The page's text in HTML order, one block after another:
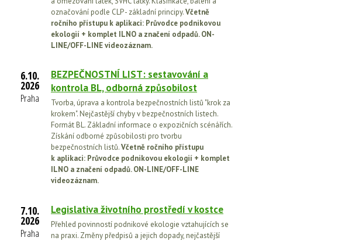
označování podle CLP - základní principy.Včetně
ročního přístupu k aplikaci: Průvodce podnikovou
ekologií + komplet ILNO a značení odpadů. ON-
LINE/OFF-LINE videozáznam.
6.10.
2026
Praha
BEZPEČNOSTNÍ LIST: sestavování a
kontrola BL, odborná způsobilost
Tvorba, úprava a kontrola bezpečnostních listů "krok za
krokem". Nejčastější chyby v bezpečnostních listech.
Formát BL. Základní informace o expozičních scénářích.
Získání odborné způsobilosti pro tvorbu
bezpečnostních listů.Včetně ročního přístupu
k aplikaci: Průvodce podnikovou ekologií + komplet
ILNO a značení odpadů. ON-LINE/OFF-LINE
videozáznam.
7.10.
2026
Praha
Legislativa životního prostředí v kostce
Přehled povinností podnikové ekologie vztahujících se
na praxi. Změny předpisů a jejich dopady, nejčastější